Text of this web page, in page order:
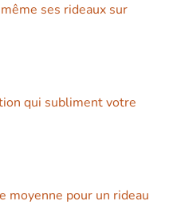
ses rideaux sur
qui subliment votre
moyenne pour un rideau